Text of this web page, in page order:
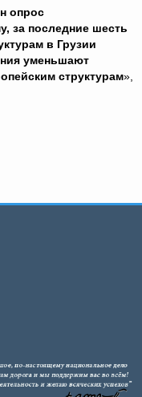
опрос
за последние шесть
в Грузии
уменьшают
структурам»,